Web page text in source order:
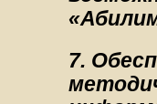
7.